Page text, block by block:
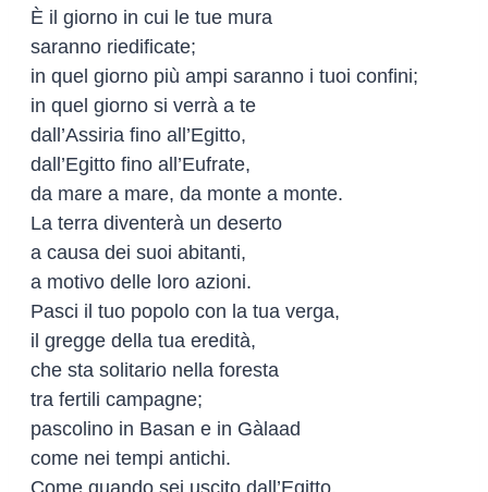
È il giorno in cui le tue mura
saranno riedificate;
in quel giorno più ampi saranno i tuoi confini;
in quel giorno si verrà a te
dall’Assiria fino all’Egitto,
dall’Egitto fino all’Eufrate,
da mare a mare, da monte a monte.
La terra diventerà un deserto
a causa dei suoi abitanti,
a motivo delle loro azioni.
Pasci il tuo popolo con la tua verga,
il gregge della tua eredità,
che sta solitario nella foresta
tra fertili campagne;
pascolino in Basan e in Gàlaad
come nei tempi antichi.
Come quando sei uscito dall’Egitto,